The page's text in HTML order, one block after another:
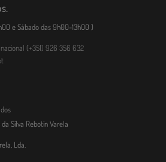
e Sábado das 9h00-13h00 )
(+351) 926 356 632
Silva Rebotin Varela
Lda.